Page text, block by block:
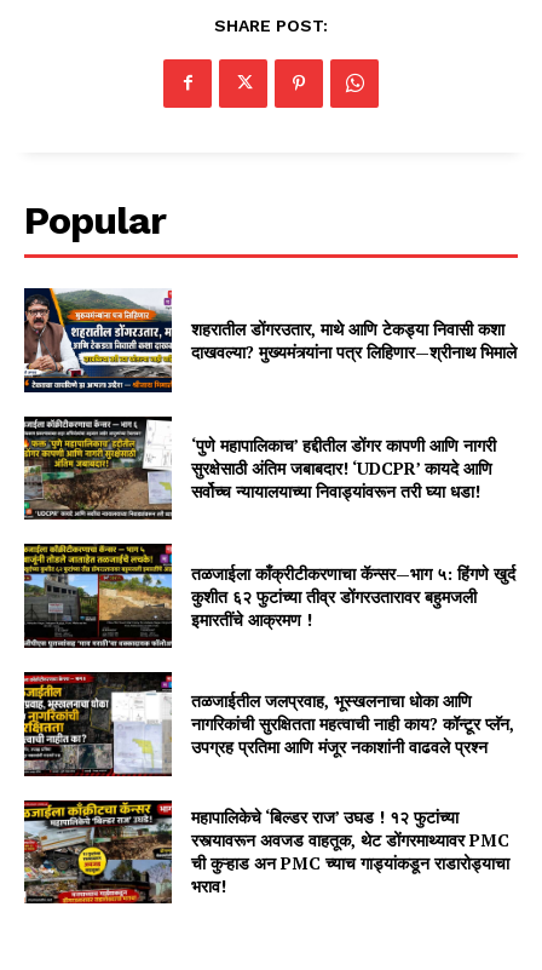
SHARE POST:
Popular
शहरातील डोंगरउतार, माथे आणि टेकड्या निवासी कशा
दाखवल्या? मुख्यमंत्र्यांना पत्र लिहिणार—श्रीनाथ भिमाले
‘पुणे महापालिकाच’ हद्दीतील डोंगर कापणी आणि नागरी
सुरक्षेसाठी अंतिम जबाबदार! ‘UDCPR’ कायदे आणि
सर्वोच्च न्यायालयाच्या निवाड्यांवरून तरी घ्या धडा!
तळजाईला काँक्रीटीकरणाचा कॅन्सर—भाग ५: हिंगणे खुर्द
कुशीत ६२ फुटांच्या तीव्र डोंगरउतारावर बहुमजली
इमारतींचे आक्रमण !
तळजाईतील जलप्रवाह, भूस्खलनाचा धोका आणि
नागरिकांची सुरक्षितता महत्वाची नाही काय? कॉन्टूर प्लॅन,
उपग्रह प्रतिमा आणि मंजूर नकाशांनी वाढवले प्रश्न
महापालिकेचे ‘बिल्डर राज’ उघड ! १२ फुटांच्या
रस्त्यावरून अवजड वाहतूक, थेट डोंगरमाथ्यावर PMC
ची कुऱ्हाड अन PMC च्याच गाड्यांकडून राडारोड्याचा
भराव!